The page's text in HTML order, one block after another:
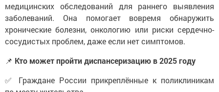
медицинских обследований для раннего выявления
заболеваний. Она помогает вовремя обнаружить
хронические болезни, онкологию или риски сердечно-
сосудистых проблем, даже если нет симптомов.
📌 Кто может пройти диспансеризацию в 2025 году
✅ Граждане России прикреплённые к поликлиникам